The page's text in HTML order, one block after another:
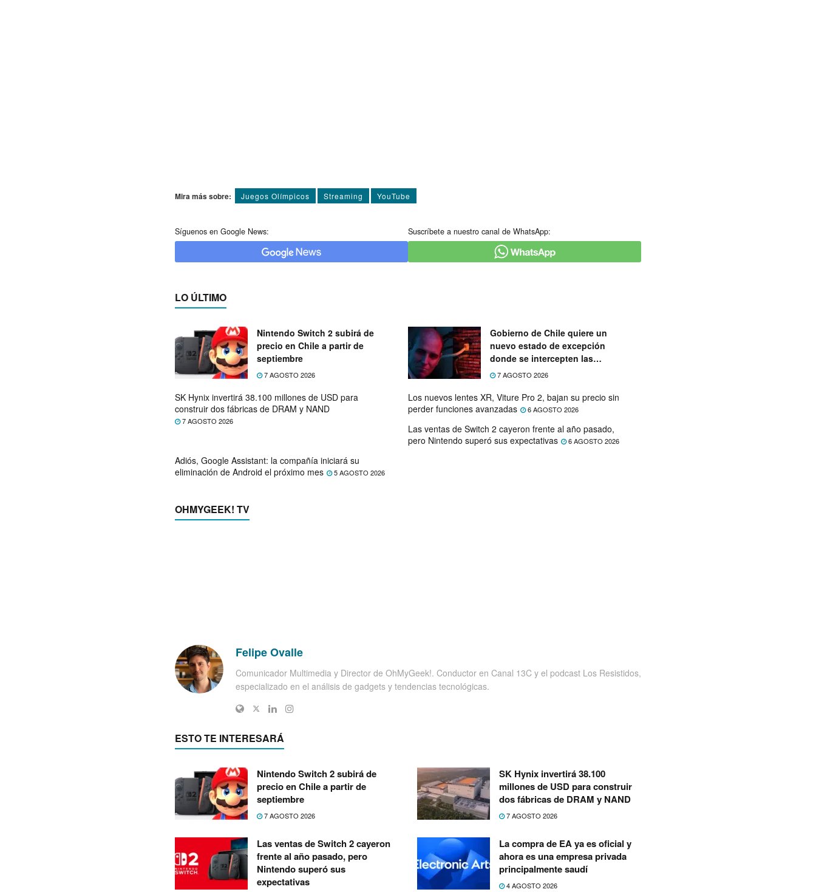
Mira más sobre: Juegos Olímpicos Streaming YouTube
Síguenos en Google News: Suscríbete a nuestro canal de WhatsApp:
LO ÚLTIMO
Nintendo Switch 2 subirá de
precio en Chile a partir de
septiembre
7 AGOSTO 2026
Gobierno de Chile quiere un
nuevo estado de excepción
donde se intercepten las
telecomunicaciones
7 AGOSTO 2026
SK Hynix invertirá 38.100 millones de USD para
construir dos fábricas de DRAM y NAND
7 AGOSTO 2026
Los nuevos lentes XR, Viture Pro 2, bajan su precio sin
perder funciones avanzadas
6 AGOSTO 2026
Las ventas de Switch 2 cayeron frente al año pasado,
pero Nintendo superó sus expectativas
6 AGOSTO 2026
Adiós, Google Assistant: la compañía iniciará su
eliminación de Android el próximo mes
5 AGOSTO 2026
OHMYGEEK! TV
Felipe Ovalle
Comunicador Multimedia y Director de OhMyGeek!. Conductor en Canal 13C y el podcast Los Resistidos,
especializado en el análisis de gadgets y tendencias tecnológicas.
ESTO TE INTERESARÁ
Nintendo Switch 2 subirá de
precio en Chile a partir de
septiembre
7 AGOSTO 2026
SK Hynix invertirá 38.100
millones de USD para construir
dos fábricas de DRAM y NAND
7 AGOSTO 2026
Las ventas de Switch 2 cayeron
frente al año pasado, pero
Nintendo superó sus
expectativas
La compra de EA ya es oficial y
ahora es una empresa privada
principalmente saudí
4 AGOSTO 2026